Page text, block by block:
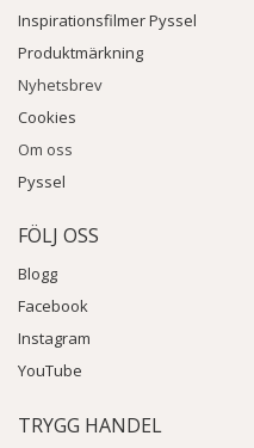
Inspirationsfilmer Pyssel
Produktmärkning
Nyhetsbrev
Cookies
Om oss
Pyssel
FÖLJ OSS
Blogg
Facebook
Instagram
YouTube
TRYGG HANDEL